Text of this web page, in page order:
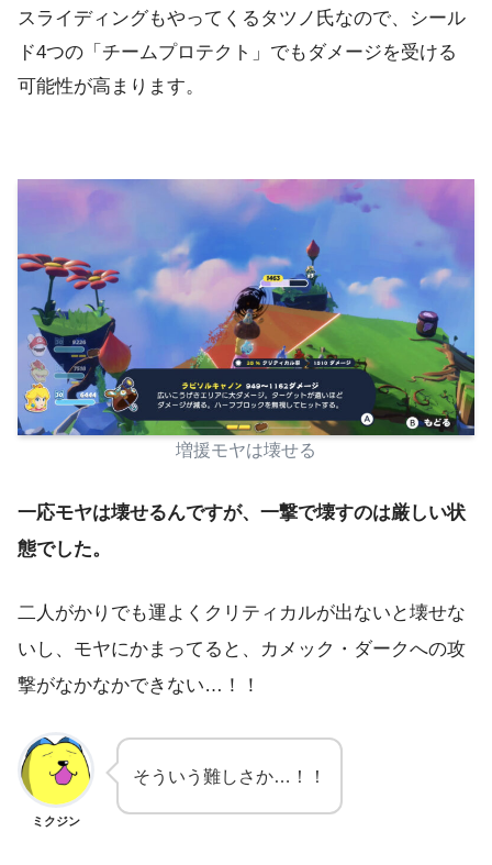
スライディングもやってくるタツノ氏なので、シール
ド4つの「チームプロテクト」でもダメージを受ける
可能性が高まります。
増援モヤは壊せる
一応モヤは壊せるんですが、一撃で壊すのは厳しい状
態でした。
二人がかりでも運よくクリティカルが出ないと壊せな
いし、モヤにかまってると、カメック・ダークへの攻
撃がなかなかできない…！！
ミクジン
そういう難しさか…！！